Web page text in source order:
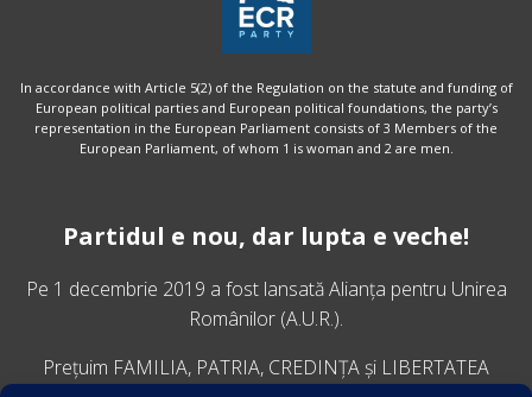
In accordance with Article 5(2) of the Regulation on the statute and funding of
European political parties and European political foundations, the party’s
representation in the European Parliament consists of 3 Members of the
European Parliament, of whom 1 is woman and 2 are men.
Partidul e nou, dar lupta e veche!
Pe 1 decembrie 2019 a fost lansatăAlianța pentru Unirea
Românilor (A.U.R.).
Prețuim FAMILIA, PATRIA, CREDINȚA și LIBERTATEA